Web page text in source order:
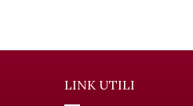
LINK UTILI